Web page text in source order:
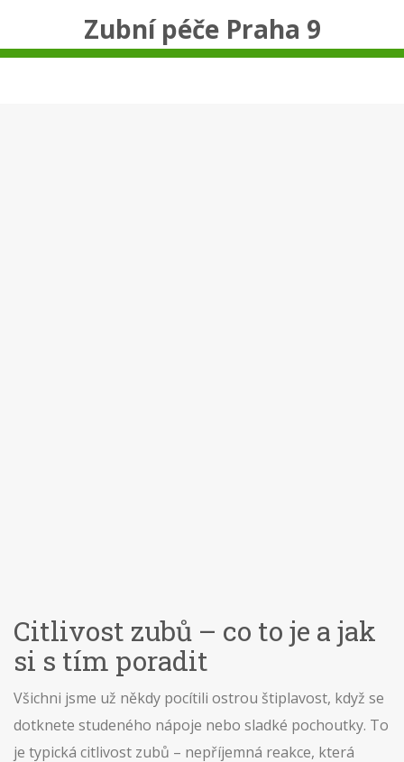
Zubní péče Praha 9
Citlivost zubů – co to je a jak
si s tím poradit
Všichni jsme už někdy pocítili ostrou štiplavost, když se
dotknete studeného nápoje nebo sladké pochoutky. To
je typická citlivost zubů – nepříjemná reakce, která